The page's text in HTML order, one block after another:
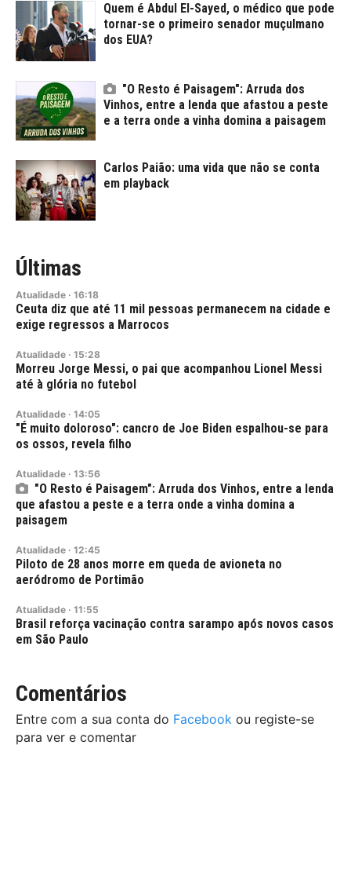
Quem é Abdul El-Sayed, o médico que pode
tornar-se o primeiro senador muçulmano
dos EUA?
"O Resto é Paisagem": Arruda dos
Vinhos, entre a lenda que afastou a peste
e a terra onde a vinha domina a paisagem
Carlos Paião: uma vida que não se conta
em playback
Últimas
Atualidade · 16:18
Ceuta diz que até 11 mil pessoas permanecem na cidade e
exige regressos a Marrocos
Atualidade · 15:28
Morreu Jorge Messi, o pai que acompanhou Lionel Messi
até à glória no futebol
Atualidade · 14:05
"É muito doloroso": cancro de Joe Biden espalhou-se para
os ossos, revela filho
Atualidade · 13:56
"O Resto é Paisagem": Arruda dos Vinhos, entre a lenda
que afastou a peste e a terra onde a vinha domina a
paisagem
Atualidade · 12:45
Piloto de 28 anos morre em queda de avioneta no
aeródromo de Portimão
Atualidade · 11:55
Brasil reforça vacinação contra sarampo após novos casos
em São Paulo
Comentários
Entre com a sua conta do Facebook ou registe-se
para ver e comentar